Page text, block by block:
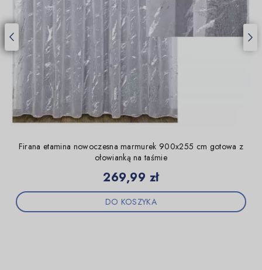
Firana etamina nowoczesna marmurek 900x255 cm gotowa z
ołowianką na taśmie
Cena
269,99 zł
DO KOSZYKA